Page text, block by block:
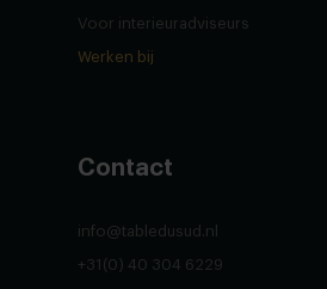
Voor interieuradviseurs
Werken bij
Contact
info@tabledusud.nl
+31(0) 40 304 6229